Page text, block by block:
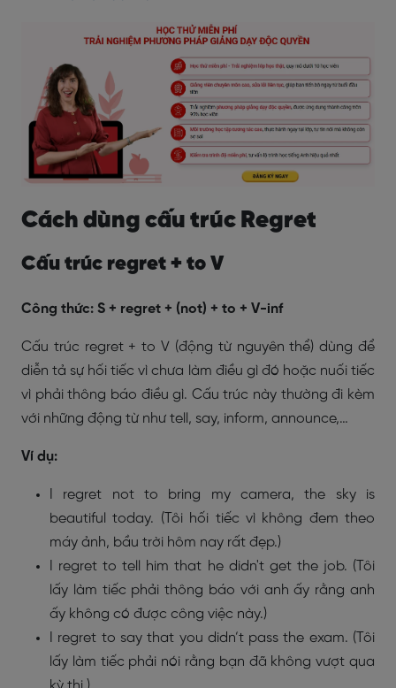
Cách dùng cấu trúc Regret
Cấu trúc regret + to V
Công thức: S + regret + (not) + to + V-inf
Cấu trúc regret + to V (động từ nguyên thể) dùng để
diễn tả sự hối tiếc vì chưa làm điều gì đó hoặc nuối tiếc
vì phải thông báo điều gì. Cấu trúc này thường đi kèm
với những động từ như tell, say, inform, announce,…
Ví dụ:
I regret not to bring my camera, the sky is
beautiful today. (Tôi hối tiếc vì không đem theo
máy ảnh, bầu trời hôm nay rất đẹp.)
I regret to tell him that he didn't get the job. (Tôi
lấy làm tiếc phải thông báo với anh ấy rằng anh
ấy không có được công việc này.)
I regret to say that you didn’t pass the exam. (Tôi
lấy làm tiếc phải nói rằng bạn đã không vượt qua